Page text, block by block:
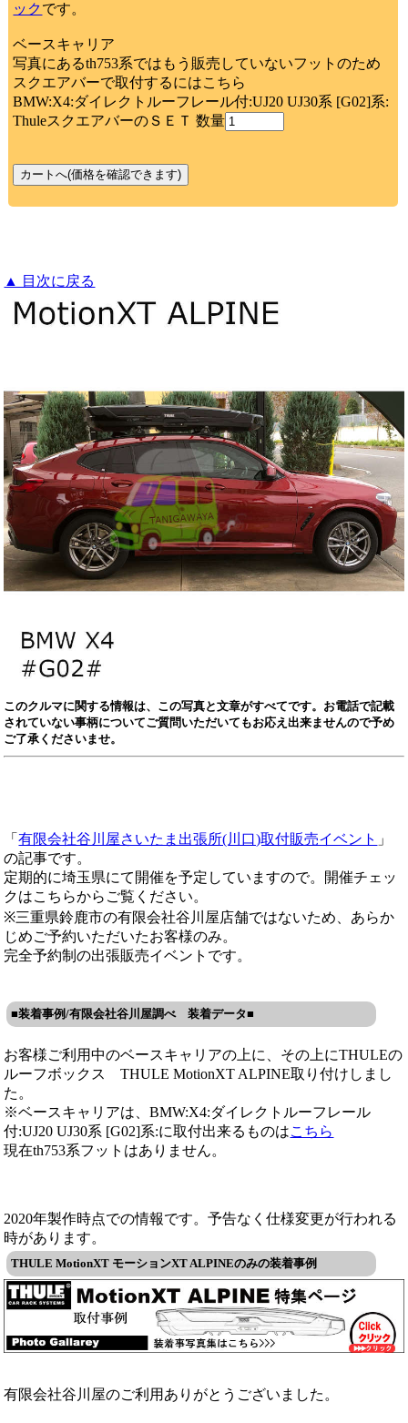
ックです。
ベースキャリア
写真にあるth753系ではもう販売していないフットのため
スクエアバーで取付するにはこちら
BMW:X4:ダイレクトルーフレール付:UJ20 UJ30系 [G02]系:
ThuleスクエアバーのＳＥＴ 数量
▲ 目次に戻る
このクルマに関する情報は、この写真と文章がすべてです。お電話で記載
されていない事柄についてご質問いただいてもお応え出来ませんので予め
ご了承くださいませ。
「有限会社谷川屋さいたま出張所(川口)取付販売イベント 」
の記事です。
定期的に埼玉県にて開催を予定していますので。開催チェッ
クはこちらからご覧ください。
※三重県鈴鹿市の有限会社谷川屋店舗ではないため、あらか
じめご予約いただいたお客様のみ。
完全予約制の出張販売イベントです。
■装着事例/有限会社谷川屋調べ 装着データ■
お客様ご利用中のベースキャリアの上に、その上にTHULEの
ルーフボックス THULE MotionXT ALPINE取り付けしまし
た。
※ベースキャリアは、BMW:X4:ダイレクトルーフレール
付:UJ20 UJ30系 [G02]系:に取付出来るものはこちら
現在th753系フットはありません。
2020年製作時点での情報です。予告なく仕様変更が行われる
時があります。
THULE MotionXT モーションXT ALPINEのみの装着事例
有限会社谷川屋のご利用ありがとうございました。